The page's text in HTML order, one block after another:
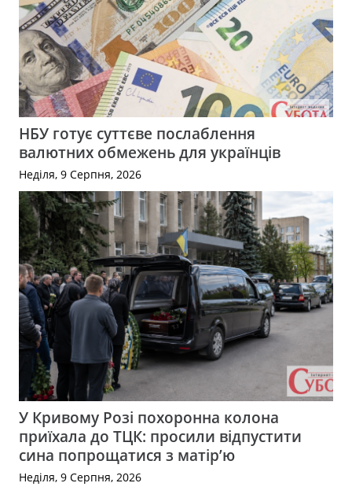
НБУ готує суттєве послаблення
валютних обмежень для українців
Неділя, 9 Серпня, 2026
У Кривому Розі похоронна колона
приїхала до ТЦК: просили відпустити
сина попрощатися з матір’ю
Неділя, 9 Серпня, 2026